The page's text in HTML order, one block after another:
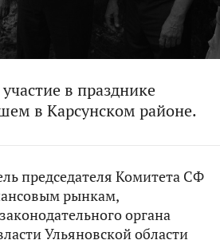
в празднике
в Карсунском районе.
председателя Комитета СФ
рынкам,
органа
Ульяновской области